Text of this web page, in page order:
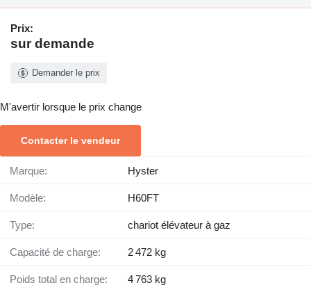
Prix:
sur demande
Demander le prix
M'avertir lorsque le prix change
Contacter le vendeur
Marque: Hyster
Modèle: H60FT
Type: chariot élévateur à gaz
Capacité de charge: 2 472 kg
Poids total en charge: 4 763 kg